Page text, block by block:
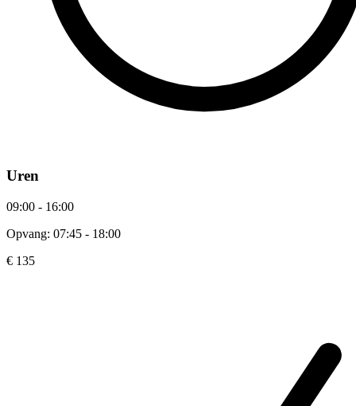
Uren
09:00 - 16:00
Opvang: 07:45 - 18:00
€ 135